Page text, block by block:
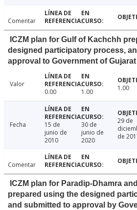
Comentar
ICZM plan for Gulf of Kachchh
designed participatory process,
approval to Government of Gujarat
Valor
0.00
1.00 1.00
Fecha
15 de
junio de
2010
30 de
junio de
2020
29 de
de
Comentar
ICZM plan for Paradip-Dhamra
prepared using the designed
and submitted to approval by